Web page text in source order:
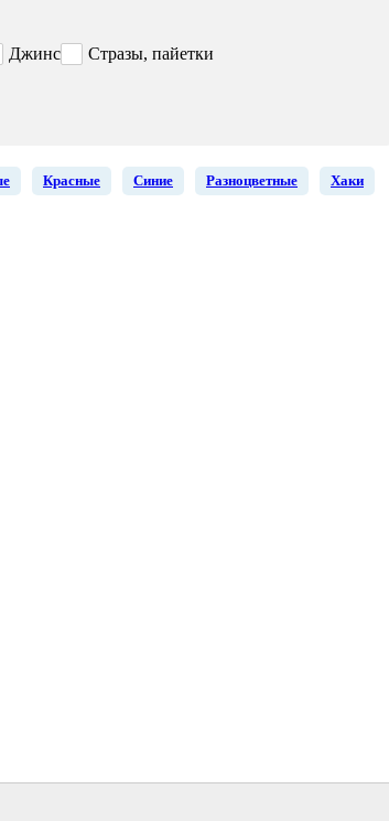
Джинс
Стразы, пайетки
Красные Синие Разноцветные Хаки